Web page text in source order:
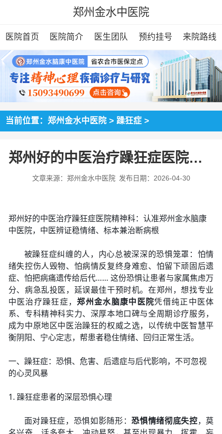
郑州金水中医院
医院首页 医院简介 医生团队 预约挂号 来院路线
当前位置：郑州金水中医院 > 躁狂症 >
郑州好的中医治疗躁狂症医院精神科
文章来源：郑州金水中医院 发布日期：2026-04-30
郑州好的中医治疗躁狂症医院精神科：认准郑州金水脑康
中医院，中医辨证稳情绪、标本兼治断病根
被躁狂症纠缠的人，内心总被深深的恐惧笼罩：怕情
绪失控伤人毁物、怕病情反复终身难愈、怕留下顽固后遗
症、怕把病痛遗传给后代…… 这份恐惧让患者与家属焦虑万
分、病急乱投医，延误最佳干预时机。在郑州，想找专业
中医治疗躁狂症，郑州金水脑康中医院凭借纯正中医体
系、专科精神科实力、深厚本地口碑与全周期诊疗服务，
成为中原地区中医治躁狂的权威之选，以传统中医智慧平
衡阴阳、宁心定志，帮患者稳住情绪、回归正常生活。
一、躁狂症：恐惧、危害、后遗症与后代影响，不可忽视
的心灵风暴
1. 躁狂症患者的深层恐惧心理
面对躁狂症，恐惧如影随形：恐惧情绪彻底失控，莫